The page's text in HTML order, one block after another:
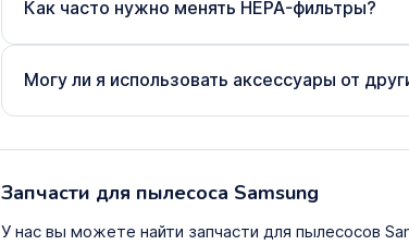
Как часто нужно менять HEPA-фильтры?
Могу ли я использовать аксессуары от
Запчасти для пылесоса Samsung
У нас вы можете найти запчасти для пылесосов